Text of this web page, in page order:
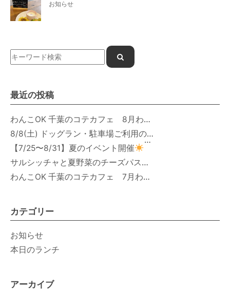
お知らせ
最近の投稿
わんこOK 千葉のコテカフェ 8月わんこの日 オートミールdeローストビーフライス
8/8(土) ドッグラン・駐車場ご利用のお知らせ
【7/25〜8/31】夏のイベント開催
サルシッチャと夏野菜のチーズパスタ期間限定新メニュー登場！
わんこOK 千葉のコテカフェ 7月わんこの日 白身魚とカラフルやさいのオムレツ
カテゴリー
お知らせ
本日のランチ
アーカイブ